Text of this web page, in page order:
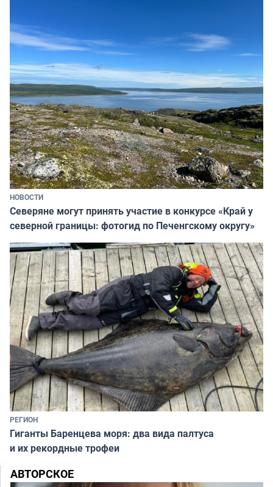
НОВОСТИ
Северяне могут принять участие в конкурсе «Край у
северной границы: фотогид по Печенгскому округу»
РЕГИОН
Гиганты Баренцева моря: два вида палтуса
и их рекордные трофеи
АВТОРСКОЕ